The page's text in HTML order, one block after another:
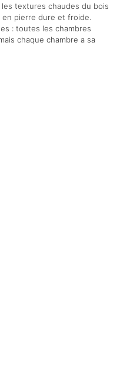
textures chaudes du bois
pierre dure et froide.
: toutes les chambres
chaque chambre a sa